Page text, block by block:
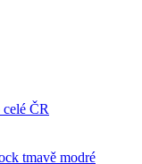
celé ČR